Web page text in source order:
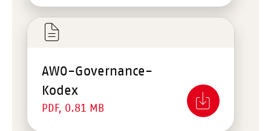
AWO-Governance-
Kodex
PDF, 0.81 MB